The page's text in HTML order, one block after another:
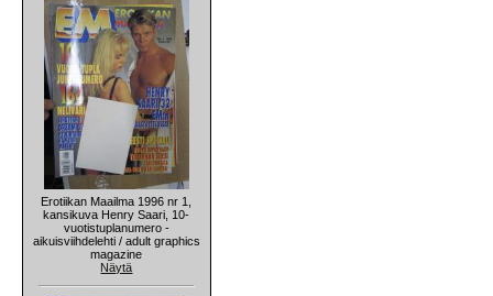
Erotiikan Maailma 1996 nr 1,
kansikuva Henry Saari, 10-
vuotistuplanumero -
aikuisviihdelehti / adult graphics
magazine
Näytä